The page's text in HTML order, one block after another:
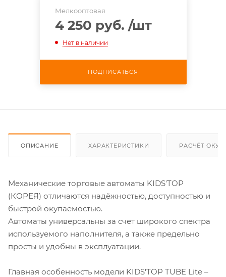
Мелкооптовая
4 250 руб. /шт
Нет в наличии
ПОДПИСАТЬСЯ
ОПИСАНИЕ ХАРАКТЕРИСТИКИ РАСЧЁТ
Механические торговые автоматы KIDS'TOP
(КОРЕЯ) отличаются надёжностью, доступностью и
быстрой окупаемостью.
Автоматы универсальны за счет широкого спектра
используемого наполнителя, а также предельно
просты и удобны в эксплуатации.
Главная особенность модели KIDS'TOP TUBE Lite –